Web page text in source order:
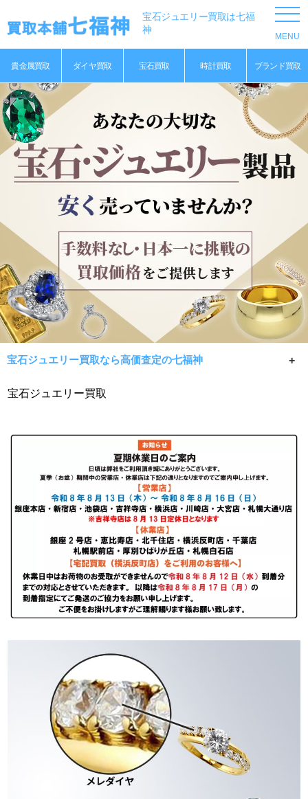
宝石ジュエリー買取は七福
神
貴金属買取 ダイヤ買取 宝石買取 時計買取 ブランド買取
宝石ジュエリー買取なら高価査定の七福神
宝石やジュエリー色石買取、売却は七福神へ！相場限界で
お買取。貴金属部分とダイヤ部分も別途査定。デザインや
ブランド価値も加味します！もちろんノンブランドジュエ
リーや鑑別書がないものでもOK！宅配でのご利用は無料キ
ットで全国どこからでもご利用頂けます。
宝石ジュエリー買取